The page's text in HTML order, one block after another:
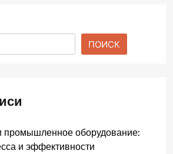
ПОИСК
промышленное оборудование:
и эффективности